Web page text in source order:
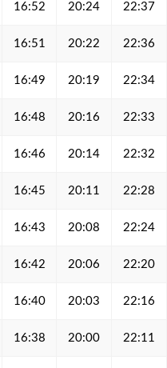
16:52 20:24 22:37
16:51 20:22 22:36
16:49 20:19 22:34
16:48 20:16 22:33
16:46 20:14 22:32
16:45 20:11 22:28
16:43 20:08 22:24
16:42 20:06 22:20
16:40 20:03 22:16
16:38 20:00 22:11